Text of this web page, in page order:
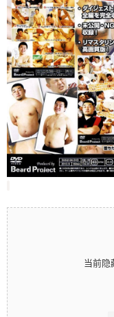
当前隐
[danji]男狂い
たラグビー
当前隐藏内容需
立刻注册 0 收藏